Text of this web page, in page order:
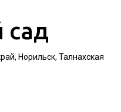
сад
Норильск, Талнахская